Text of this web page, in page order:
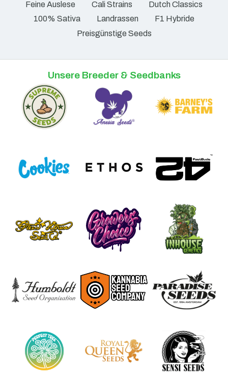
Feine Auslese Cali Strains
Dutch Classics
100% Sativa
Landrassen
F1 Hybride
Preisgünstige Seeds
Unsere Breeder & Seedbanks